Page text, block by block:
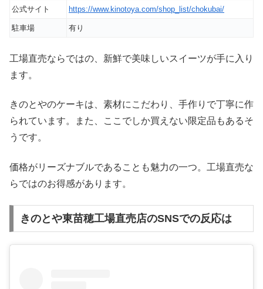
公式サイト https://www.kinotoya.com/shop_list/chokubai/
駐車場 有り
工場直売ならではの、新鮮で美味しいスイーツが手に入り
ます。
きのとやのケーキは、素材にこだわり、手作りで丁寧に作
られています。また、ここでしか買えない限定品もあるそ
うです。
価格がリーズナブルであることも魅力の一つ。工場直売な
らではのお得感があります。
きのとや東苗穂工場直売店のSNSでの反応は